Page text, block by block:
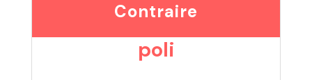
Contraire
poli